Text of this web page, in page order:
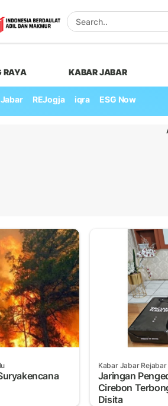
RAYA KABAR JABAR
REJogja iqra ESG Now
Kabar Jabar Rejabar
Jaringan
Cirebon
Disita